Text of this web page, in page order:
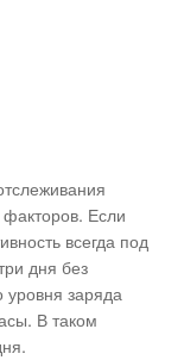
Если
всегда под
дня без
уровня заряда
В таком